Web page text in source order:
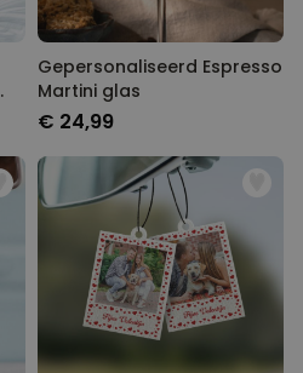
Gepersonaliseerd Espresso
Martini glas
€ 24,99